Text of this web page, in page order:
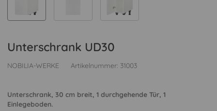
Unterschrank UD30
NOBILIA-WERKE Artikelnummer: 31003
Unterschrank, 30 cm breit, 1 durchgehende Tür, 1
Einlegeboden.